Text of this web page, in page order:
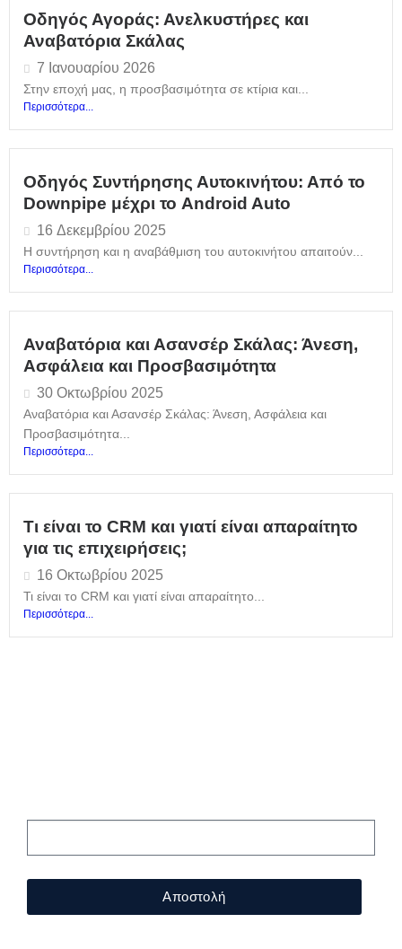
Οδηγός Αγοράς: Ανελκυστήρες και
Αναβατόρια Σκάλας
7 Ιανουαρίου 2026
Στην εποχή μας, η προσβασιμότητα σε κτίρια και...
Περισσότερα...
Οδηγός Συντήρησης Αυτοκινήτου: Από το
Downpipe μέχρι το Android Auto
16 Δεκεμβρίου 2025
Η συντήρηση και η αναβάθμιση του αυτοκινήτου απαιτούν...
Περισσότερα...
Αναβατόρια και Ασανσέρ Σκάλας: Άνεση,
Ασφάλεια και Προσβασιμότητα
30 Οκτωβρίου 2025
Αναβατόρια και Ασανσέρ Σκάλας: Άνεση, Ασφάλεια και
Προσβασιμότητα...
Περισσότερα...
Τι είναι το CRM και γιατί είναι απαραίτητο
για τις επιχειρήσεις;
16 Οκτωβρίου 2025
Τι είναι το CRM και γιατί είναι απαραίτητο...
Περισσότερα...
Αποστολή